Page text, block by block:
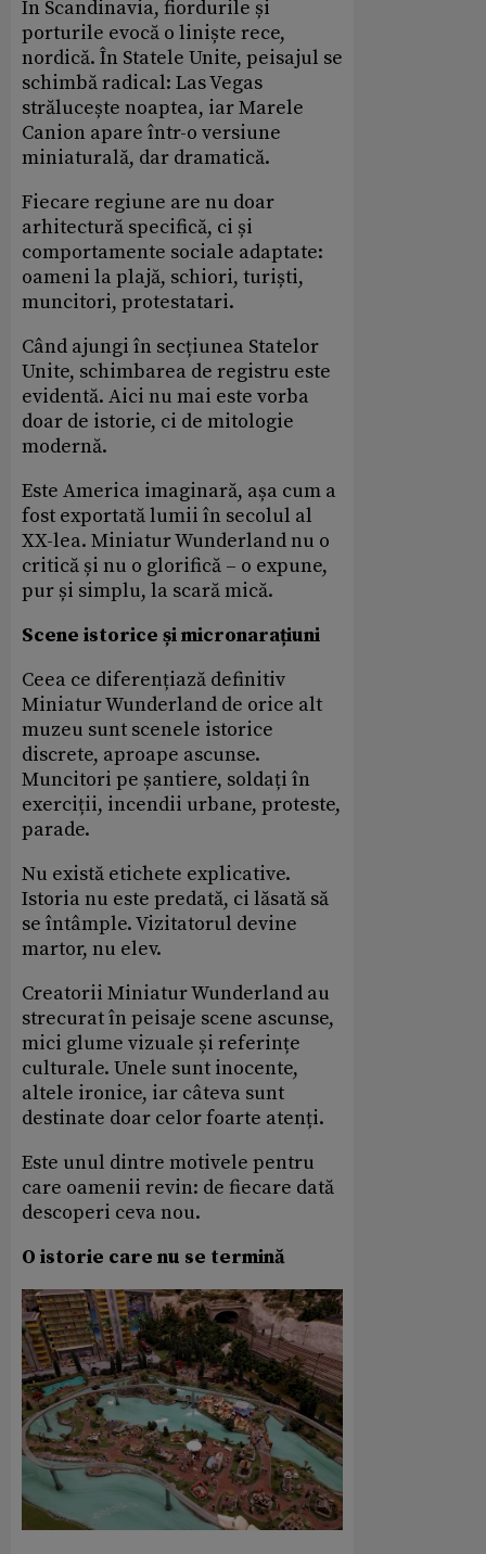
În Scandinavia, fiordurile și
porturile evocă o liniște rece,
nordică. În Statele Unite, peisajul se
schimbă radical: Las Vegas
strălucește noaptea, iar Marele
Canion apare într-o versiune
miniaturală, dar dramatică.
Fiecare regiune are nu doar
arhitectură specifică, ci și
comportamente sociale adaptate:
oameni la plajă, schiori, turiști,
muncitori, protestatari.
Când ajungi în secțiunea Statelor
Unite, schimbarea de registru este
evidentă. Aici nu mai este vorba
doar de istorie, ci de mitologie
modernă.
Este America imaginară, așa cum a
fost exportată lumii în secolul al
XX-lea. Miniatur Wunderland nu o
critică și nu o glorifică – o expune,
pur și simplu, la scară mică.
Scene istorice și micronarațiuni
Ceea ce diferențiază definitiv
Miniatur Wunderland de orice alt
muzeu sunt scenele istorice
discrete, aproape ascunse.
Muncitori pe șantiere, soldați în
exerciții, incendii urbane, proteste,
parade.
Nu există etichete explicative.
Istoria nu este predată, ci lăsată să
se întâmple. Vizitatorul devine
martor, nu elev.
Creatorii Miniatur Wunderland au
strecurat în peisaje scene ascunse,
mici glume vizuale și referințe
culturale. Unele sunt inocente,
altele ironice, iar câteva sunt
destinate doar celor foarte atenți.
Este unul dintre motivele pentru
care oamenii revin: de fiecare dată
descoperi ceva nou.
O istorie care nu se termină